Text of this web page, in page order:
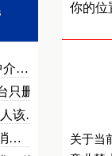
介…
只删不…
该…
…
你的位
关于当